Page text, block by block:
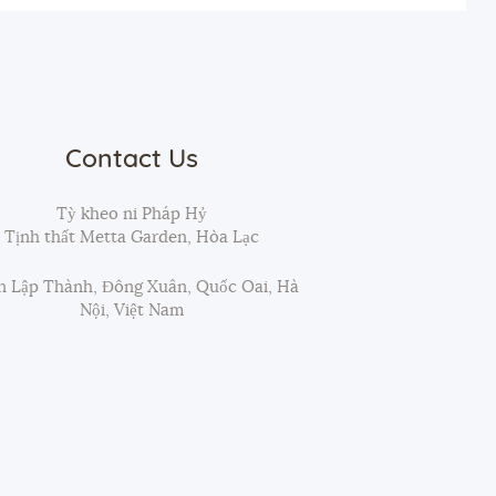
Contact Us
Tỳ kheo ni Pháp Hỷ
Tịnh thất Metta Garden, Hòa Lạc
Lập Thành, Đông Xuân, Quốc Oai, Hà
Nội, Việt Nam